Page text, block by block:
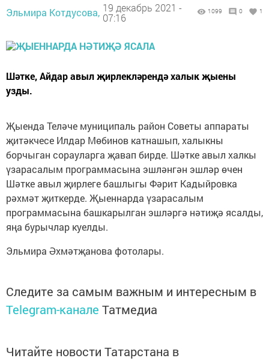
Эльмира Котдусова, 19 декабрь 2021 -
07:16
1099 0 1
Шәтке, Айдар авыл җирлекләрендә халык җыены
узды.
Җыенда Теләче муниципаль район Советы аппараты
җитәкчесе Илдар Мөбинов катнашып, халыкны
борчыган сорауларга җавап бирде. Шәтке авыл халкы
үзарасалым программасына эшләнгән эшләр өчен
Шәтке авыл җирлеге башлыгы Фәрит Кадыйровка
рәхмәт җиткерде. Җыеннарда үзарасалым
программасына башкарылган эшләргә нәтиҗә ясалды,
яңа бурычлар куелды.
Эльмира Әхмәтҗанова фотолары.
Следите за самым важным и интересным в
Telegram-канале Татмедиа
Читайте новости Татарстана в